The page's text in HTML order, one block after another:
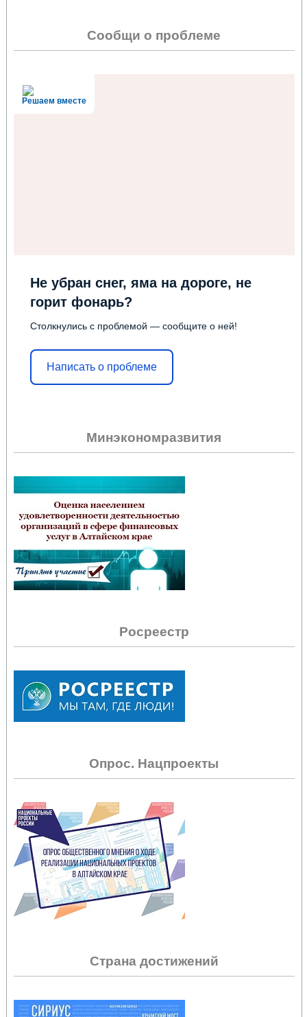
Сообщи о проблеме
Решаем вместе
Не убран снег, яма на дороге, не
горит фонарь?
Столкнулись с проблемой — сообщите о ней!
Написать о проблеме
Минэкономразвития
Росреестр
Опрос. Нацпроекты
Страна достижений